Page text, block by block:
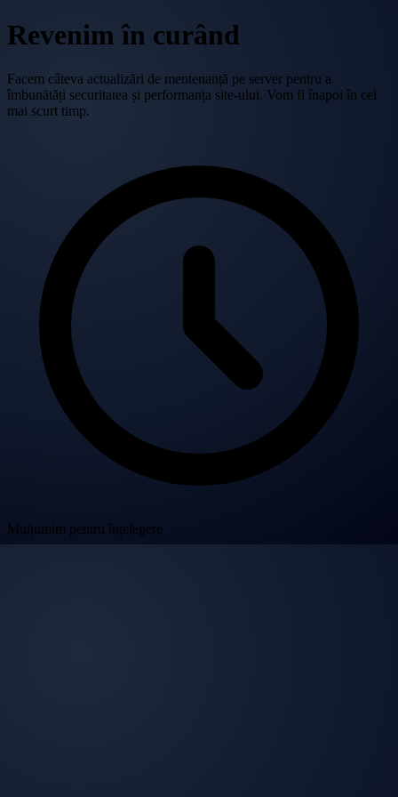
Revenim în curând
Facem câteva actualizări de mentenanță pe server pentru a
îmbunătăți securitatea și performanța site-ului. Vom fi înapoi în cel
mai scurt timp.
Mulțumim pentru înțelegere